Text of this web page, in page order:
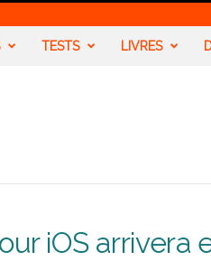
TESTS LIVRES
iOS arrivera